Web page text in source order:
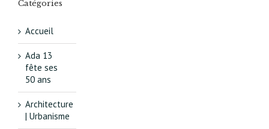
Catégories
Accueil
Ada 13
fête ses
50 ans
Architecture
| Urbanisme